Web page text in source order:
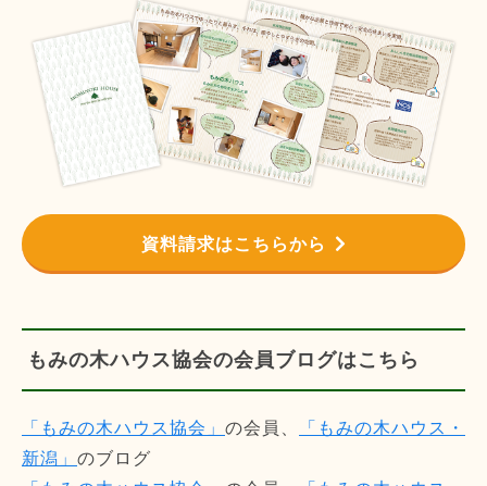
資料請求はこちらから
もみの木ハウス協会の会員ブログはこちら
「もみの木ハウス協会」 の会員、
「もみの木ハウス・
新潟」 のブログ